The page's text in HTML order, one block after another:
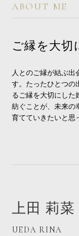
ABOUT ME
ご縁を大切
人とのご縁が結ぶ出
す。たったひとつの
るご縁を大切にした
紡ぐことが、未来の
育てていきたいと思
上田 莉菜
UEDA RINA